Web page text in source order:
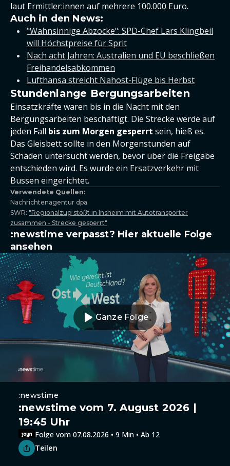
laut Ermittler:innen auf mehrere 100.000 Euro.
Auch in den News:
"Wahnsinnige Abzocke": SPD-Chef Lars Klingbeil
will Höchstpreise für Sprit
Nach acht Jahren: Australien und EU beschließen
Freihandelsabkommen
Lufthansa streicht Nahost-Flüge bis Herbst
Stundenlange Bergungsarbeiten
Einsatzkräfte waren bis in die Nacht mit den
Bergungsarbeiten beschäftigt. Die Strecke werde auf
jeden Fall bis zum Morgen gesperrt sein, hieß es.
Das Gleisbett sollte in den Morgenstunden auf
Schäden untersucht werden, bevor über die Freigabe
entschieden wird. Es wurde ein Ersatzverkehr mit
Bussen eingerichtet.
Verwendete Quellen:
Nachrichtenagentur dpa
SWR: "Regionalzug stößt in Insheim mit Autotransporter
zusammen - Strecke gesperrt"
:newstime verpasst? Hier aktuelle Folge
ansehen
Ganze Folge
:newstime
:newstime vom 7. August 2026 |
19:45 Uhr
Folge vom 07.08.2026 • 9 Min • Ab 12
Teilen